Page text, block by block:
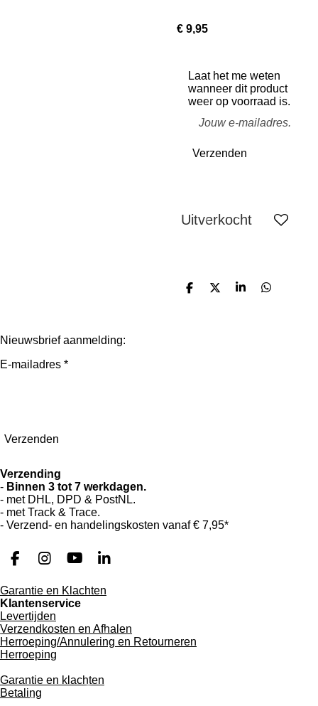
€ 9,95
Laat het me weten
wanneer dit product
weer op voorraad is.
Verzenden
Uitverkocht
D
D
S
D
Nieuwsbrief aanmelding:
E-mailadres *
Verzenden
Verzending
- Binnen 3 tot 7 werkdagen.
- met DHL, DPD & PostNL.
- met Track & Trace.
- Verzend- en handelingskosten vanaf € 7,95*
F
c
e
b
o
o
k
I
s
t
a
g
r
a
Y
u
T
b
e
L
n
d
I
Garantie en Klachten
Klantenservice
Levertijden
Verzendkosten en Afhalen
Herroeping/Annulering en Retourneren
Herroeping
Garantie en klachten
Betaling